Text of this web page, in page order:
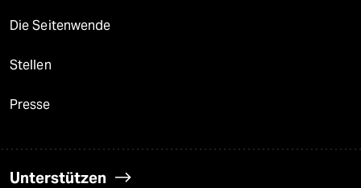
Die Seitenwende
Stellen
Presse
Unterstützen